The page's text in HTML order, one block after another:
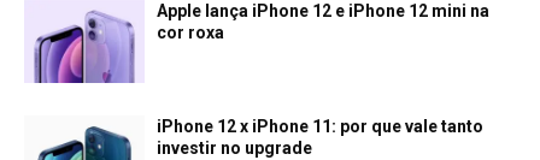
Apple lança iPhone 12 e iPhone 12 mini na
cor roxa
iPhone 12 x iPhone 11: por que vale tanto
investir no upgrade